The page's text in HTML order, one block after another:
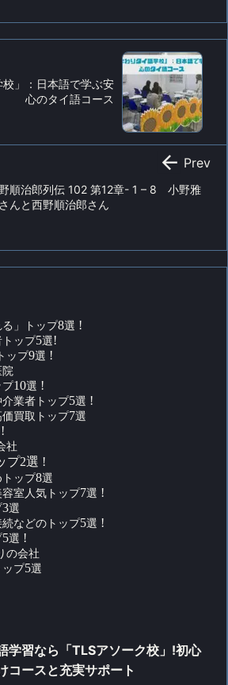
校」：日本語で学ぶ安
心のタイ語コース
順治郎列伝 102 第12章- 1 – 8 小野雅
んと西野順治郎さん
 Prev
る」トップ8選 !
ップ5選!
ップ9選 !
プ10選 !
業者トップ5選 !
買取トップ7選
!
社
プ2選 !
ップ8選
室人気トップ7選 !
3選
などのトップ5選 !
5選 !
の会社
プ5選
学習なら「TLSアソーク校」!初心
コースと充実サポート